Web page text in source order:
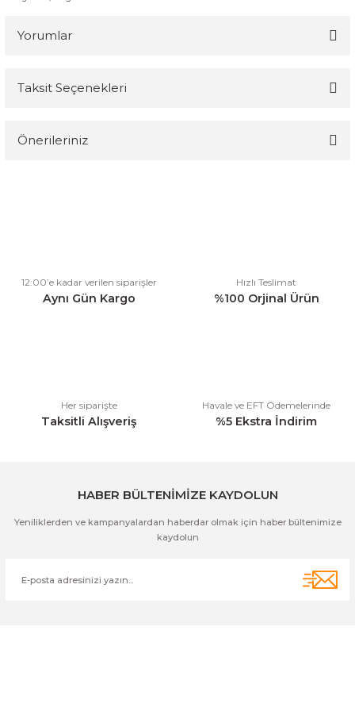
Yorumlar
Taksit Seçenekleri
Önerileriniz
Ürün açıklamasında eksik bilgiler bulunuyor.
Ürün bilgilerinde hatalar bulunuyor.
12:00’e kadar verilen siparişler
Aynı Gün Kargo
Hızlı Teslimat
%100 Orjinal Ürün
Her siparişte
Taksitli Alışveriş
Havale ve EFT Ödemelerinde
%5 Ekstra İndirim
HABER BÜLTENİMİZE KAYDOLUN
Yeniliklerden ve kampanyalardan haberdar olmak için haber bültenimize
kaydolun